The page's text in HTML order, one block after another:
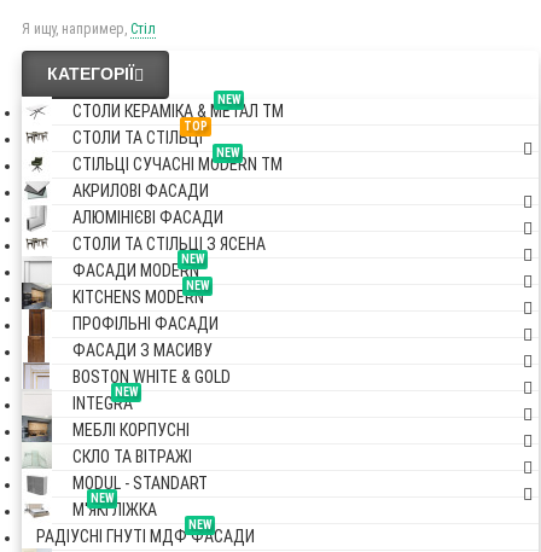
Я ищу, например, Стіл
КАТЕГОРІЇ
NEW
СТОЛИ КЕРАМІКА & МЕТАЛ TM
TOP
СТОЛИ ТА СТІЛЬЦІ
NEW
СТІЛЬЦІ СУЧАСНІ MODERN TM
АКРИЛОВІ ФАСАДИ
АЛЮМІНІЄВІ ФАСАДИ
СТОЛИ ТА СТІЛЬЦІ З ЯСЕНА
NEW
ФАСАДИ MODERN
NEW
KITCHENS MODERN
ПРОФІЛЬНІ ФАСАДИ
ФАСАДИ З МАСИВУ
BOSTON WHITE & GOLD
NEW
INTEGRA
МЕБЛІ КОРПУСНІ
СКЛО ТА ВІТРАЖІ
MODUL - STANDART
NEW
М'ЯКІ ЛІЖКА
NEW
РАДІУСНІ ГНУТІ МДФ ФАСАДИ